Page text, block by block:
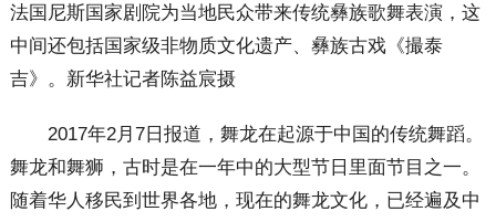
法国尼斯国家剧院为当地民众带来传统彝族歌舞表演，这
中间还包括国家级非物质文化遗产、彝族古戏《撮泰
吉》。新华社记者陈益宸摄
2017年2月7日报道，舞龙在起源于中国的传统舞蹈。
舞龙和舞狮，古时是在一年中的大型节日里面节目之一。
随着华人移民到世界各地，现在的舞龙文化，已经遍及中